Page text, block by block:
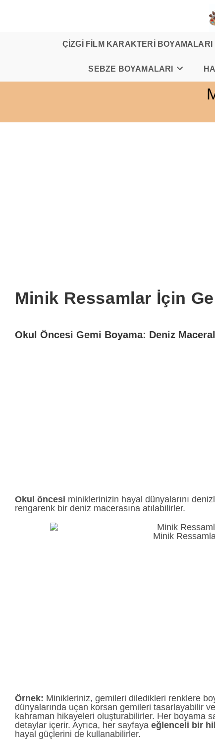
ÇİZGİ FİLM KARAKTERİ BOYAMALARI
SEBZE BOYAMALARI
Minik Ressamlar İçin
Okul Öncesi Gemi Boyama: Deniz
Okul öncesi miniklerinizin hayal dünyalarını
rengarenk bir deniz macerasına atılabilirler.
Minik
Örnek: Minikleriniz, gemileri diledikleri renklere
dünyalarında uçan korsan gemileri tasarlayabilir
kahraman hikayeleri oluşturabilirler. Her boyama
detaylar içerir. Ayrıca, her sayfaya eğlenceli bir
hayal güçlerini de kullanabilirler.